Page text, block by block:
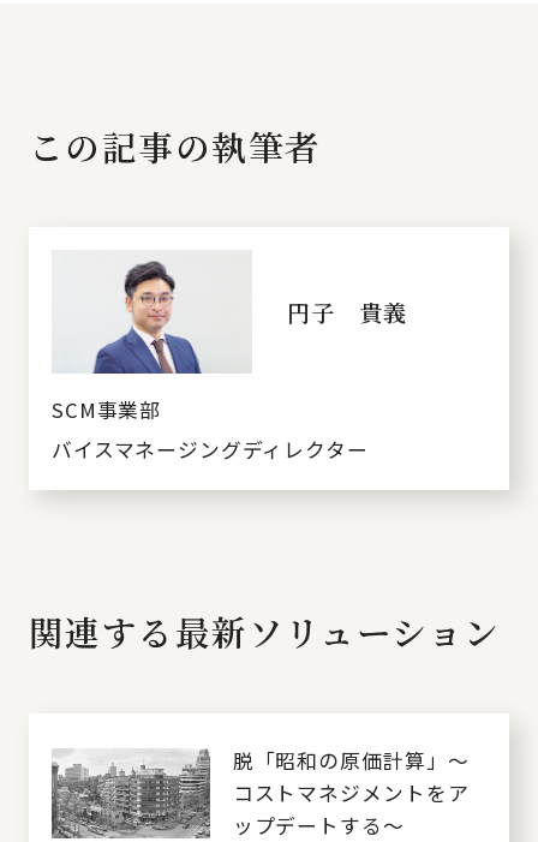
この記事の執筆者
円子 貴義
SCM事業部
バイスマネージングディレクター
関連する最新ソリューション
脱「昭和の原価計算」～
コストマネジメントをア
ップデートする～